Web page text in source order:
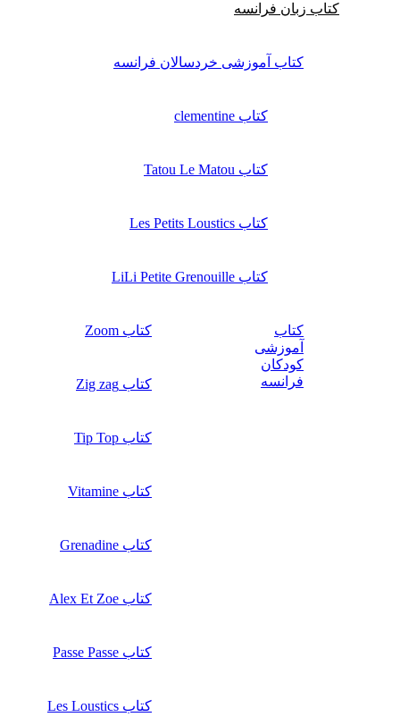
کتاب زبان فرانسه
کتاب آموزشی خردسالان فرانسه
کتاب clementine
کتاب Tatou Le Matou
کتاب Les Petits Loustics
کتاب LiLi Petite Grenouille
کتاب
آموزشی
کودکان
فرانسه
کتاب Zoom
کتاب Zig zag
کتاب Tip Top
کتاب Vitamine
کتاب Grenadine
کتاب Alex Et Zoe
کتاب Passe Passe
کتاب Les Loustics